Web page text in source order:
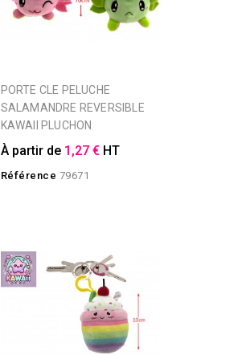
PORTE CLE PELUCHE
SALAMANDRE REVERSIBLE
KAWAII PLUCHON
À partir de 1,27 € HT
Référence 79671